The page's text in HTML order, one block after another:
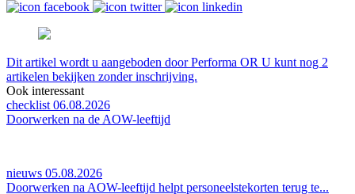
Dit artikel wordt u aangeboden door Performa OR U kunt nog 2
artikelen bekijken zonder inschrijving.
Ook interessant
checklist 06.08.2026
Doorwerken na de AOW-leeftijd
nieuws 05.08.2026
Doorwerken na AOW-leeftijd helpt personeelstekorten terug te...